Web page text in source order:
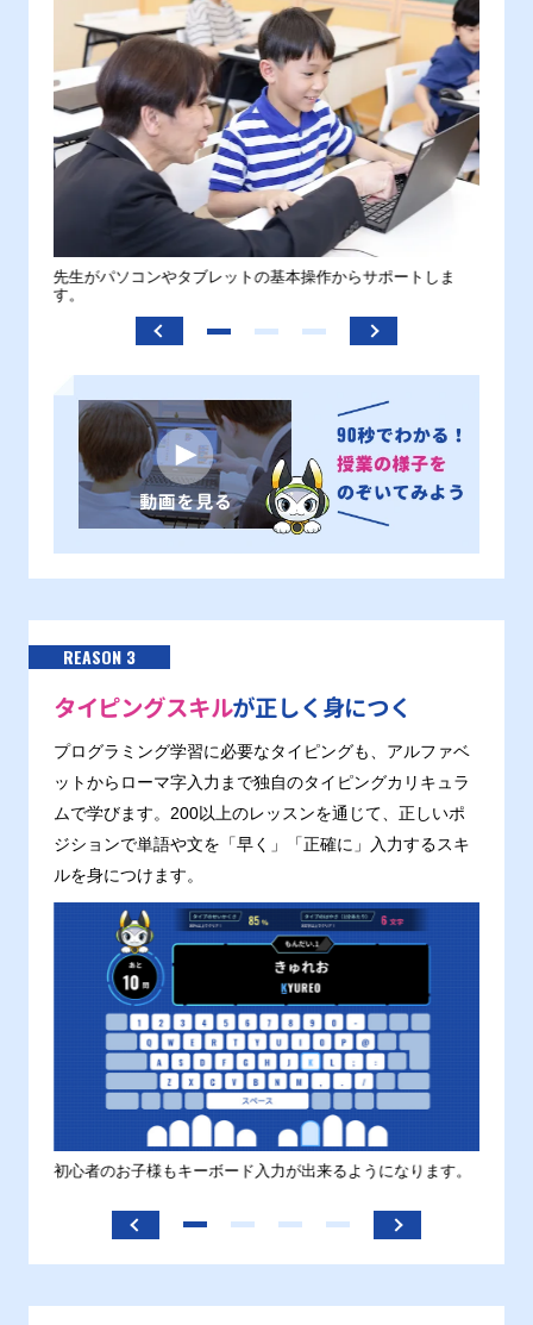
先生がパソコンやタブレットの基本操作からサポートしま
す。
REASON 3
タイピングスキルが正しく身につく
プログラミング学習に必要なタイピングも、アルファベ
ットからローマ字入力まで独自のタイピングカリキュラ
ムで学びます。200以上のレッスンを通じて、正しいポ
ジションで単語や文を「早く」「正確に」入力するスキ
ルを身につけます。
初心者のお子様もキーボード入力が出来るようになります。